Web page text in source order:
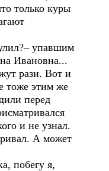
только куры
упавшим
Ивановна...
рази. Вот и
тоже этим же
перед
и не узнал.
А может
побегу я,